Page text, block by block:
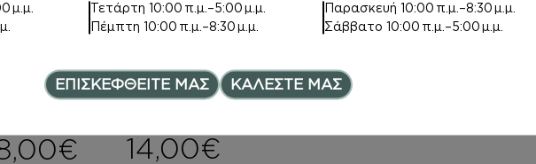
Inspired by
BLOSSOM
€ Price range: 6,00€ through 8,00€
ΚΡΕΜΑ ΣΩΜΑΤΟ
Σ ΜΕ argan oil
SCARLET POPPY
COLOGNE
INTENSE
14,00€
μ.μ.
Τετάρτη10:00 π.μ.–5:00 μ.μ.
Πέμπτη10:00 π.μ.–8:30 μ.μ.
Παρασκευή 10:00 π.μ.–8:30 μ.μ.
Σάββατο 10:00 π.μ.–5:00 μ.μ.
ΕΠΙΣΚΕΦΘΕΙΤΕ ΜΑΣ ΚΑΛΕΣΤΕ ΜΑΣ